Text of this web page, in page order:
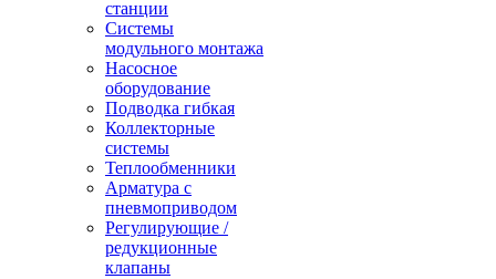
станции
Системы
модульного монтажа
Насосное
оборудование
Подводка гибкая
Коллекторные
системы
Теплообменники
Арматура с
пневмоприводом
Регулирующие /
редукционные
клапаны